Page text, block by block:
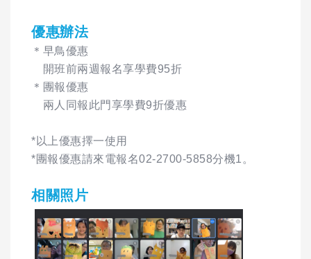
優惠辦法
＊早鳥優惠
開班前兩週報名享學費95折
＊團報優惠
兩人同報此門享學費9折優惠
*以上優惠擇一使用
*團報優惠請來電報名02-2700-5858分機1。
相關照片